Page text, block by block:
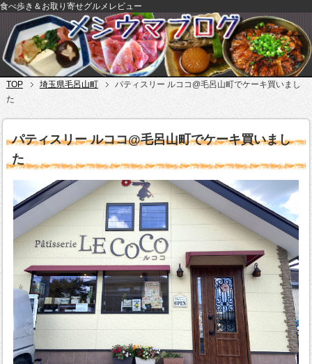
食べ歩き＆お取り寄せグルメレビュー
TOP 埼玉県毛呂山町
パティスリー ルココ@毛呂山町でケーキ買いまし
た
パティスリー ルココ@毛呂山町でケーキ買いまし
た